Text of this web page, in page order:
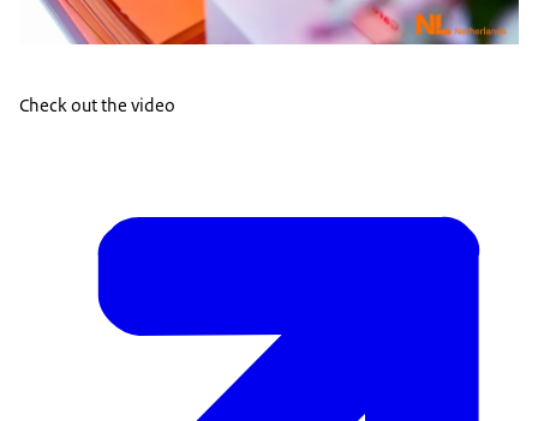
Check out the video